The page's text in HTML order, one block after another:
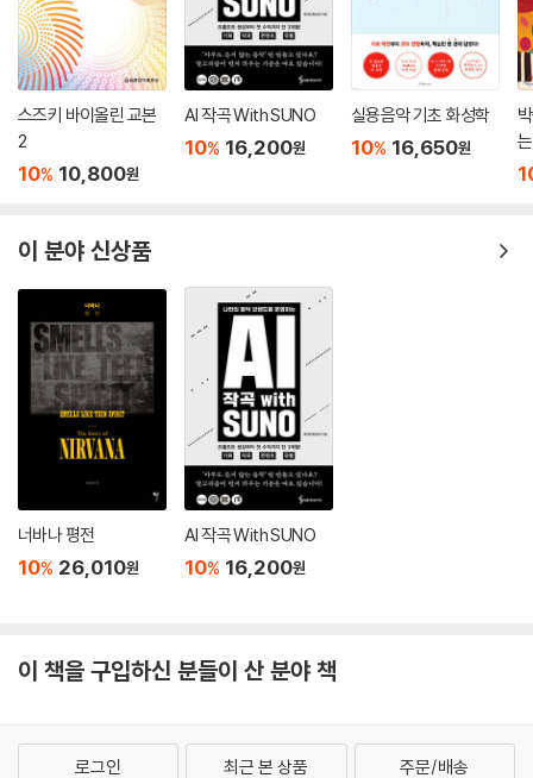
스즈키 바이올린 교본
2
10% 10,800원
AI 작곡 With SUNO
10% 16,200원
실용음악 기초 화성학
10% 16,650원
이 분야 신상품
너바나 평전
10% 26,010원
AI 작곡 With SUNO
10% 16,200원
이 책을 구입하신 분들이 산 분야 책
로그인 최근 본 상품 주문/배송